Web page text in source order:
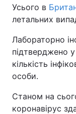
Усього в
летальних
Лабораторно
підтверджено
кількість
особи.
Станом на
коронавірус